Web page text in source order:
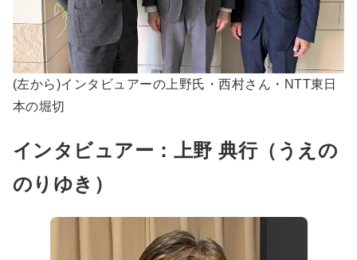
(左から)インタビュアーの上野氏・西村さん・NTT東日
本の堀切
インタビュアー：上野 典行（うえの
のりゆき）